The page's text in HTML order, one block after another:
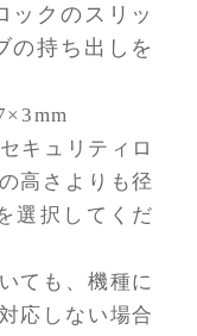
ックのスリッ
の持ち出しを
キュリティロ
高さよりも径
選択してくだ
ても、機種に
応しない場合